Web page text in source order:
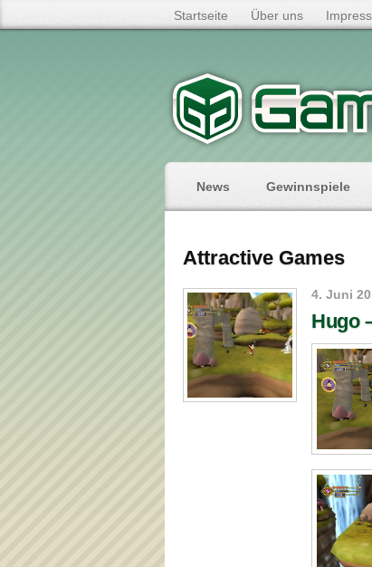
Startseite Über uns
News Gewinnspiele
Attractive Games
4. Juni
Hugo